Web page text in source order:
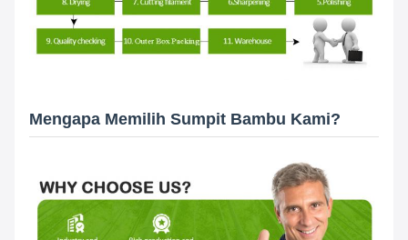
Mengapa Memilih Sumpit Bambu Kami?